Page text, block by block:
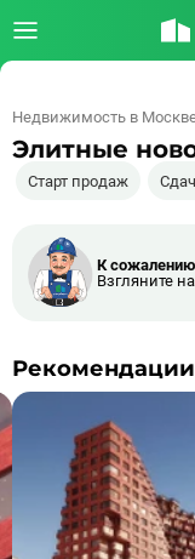
Недвижимость в
Элитные
Старт продаж
К
Взгляните